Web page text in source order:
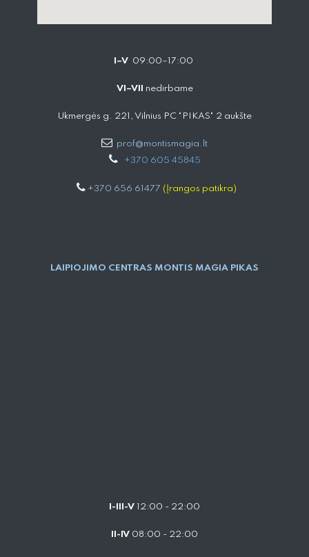
I–V 09:00–17:00
VI–VII nedirbame
Ukmergės g. 221, Vilnius PC "PIKAS" 2 aukšte
prof@montismagia.lt
+370 605 4584​5
+370 656 61477 (Įrangos patikra)
LAIPIOJIMO CENTRAS MONTIS MAGIA PIKAS
I-III-V 12:00 - 22:00
II-IV 08:00 - 22:00